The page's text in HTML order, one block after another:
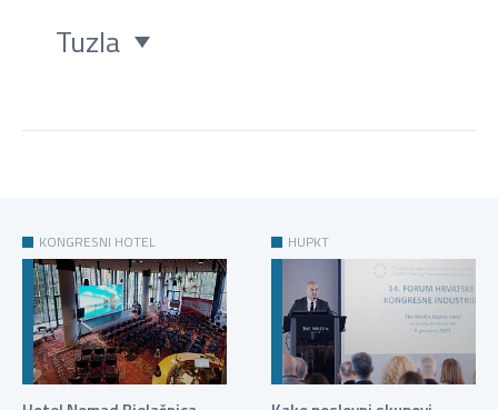
Tuzla
KONGRESNI HOTEL HUPKT